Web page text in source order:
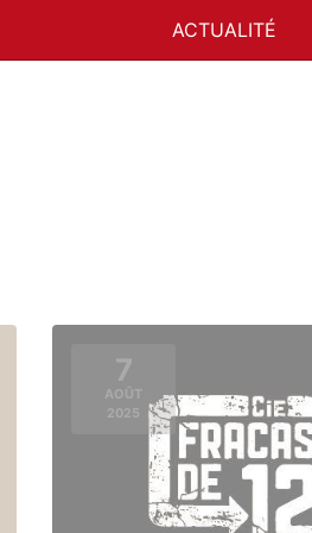
ACTUALITÉ
7
AOÛT
2025